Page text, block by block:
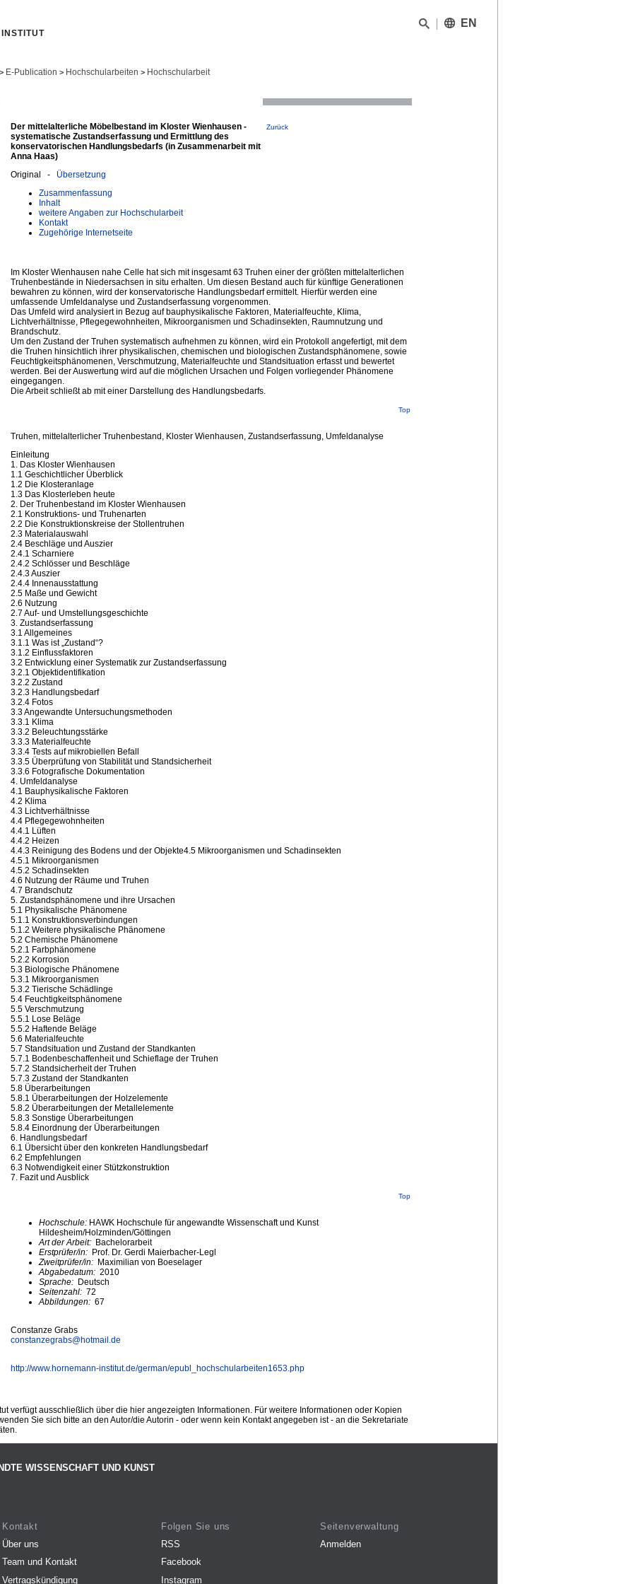
EN
> E-Publication > Hochschularbeiten > Hochschularbeit
Der mittelalterliche Möbelbestand im Kloster Wienhausen -
systematische Zustandserfassung und Ermittlung des
konservatorischen Handlungsbedarfs (in Zusammenarbeit mit
Anna Haas)
Zurück
Original - Übersetzung
Zusammenfassung
Inhalt
weitere Angaben zur Hochschularbeit
Kontakt
Zugehörige Internetseite
Im Kloster Wienhausen nahe Celle hat sich mit insgesamt 63 Truhen einer der größten mittelalterlichen
Truhenbestände in Niedersachsen in situ erhalten. Um diesen Bestand auch für künftige Generationen
bewahren zu können, wird der konservatorische Handlungsbedarf ermittelt. Hierfür werden eine
umfassende Umfeldanalyse und Zustandserfassung vorgenommen.
Das Umfeld wird analysiert in Bezug auf bauphysikalische Faktoren, Materialfeuchte, Klima,
Lichtverhältnisse, Pflegegewohnheiten, Mikroorganismen und Schadinsekten, Raumnutzung und
Brandschutz.
Um den Zustand der Truhen systematisch aufnehmen zu können, wird ein Protokoll angefertigt, mit dem
die Truhen hinsichtlich ihrer physikalischen, chemischen und biologischen Zustandsphänomene, sowie
Feuchtigkeitsphänomenen, Verschmutzung, Materialfeuchte und Standsituation erfasst und bewertet
werden. Bei der Auswertung wird auf die möglichen Ursachen und Folgen vorliegender Phänomene
eingegangen.
Die Arbeit schließt ab mit einer Darstellung des Handlungsbedarfs.
Top
Truhen, mittelalterlicher Truhenbestand, Kloster Wienhausen, Zustandserfassung, Umfeldanalyse
Einleitung
1. Das Kloster Wienhausen
1.1 Geschichtlicher Überblick
1.2 Die Klosteranlage
1.3 Das Klosterleben heute
2. Der Truhenbestand im Kloster Wienhausen
2.1 Konstruktions- und Truhenarten
2.2 Die Konstruktionskreise der Stollentruhen
2.3 Materialauswahl
2.4 Beschläge und Auszier
2.4.1 Scharniere
2.4.2 Schlösser und Beschläge
2.4.3 Auszier
2.4.4 Innenausstattung
2.5 Maße und Gewicht
2.6 Nutzung
2.7 Auf- und Umstellungsgeschichte
3. Zustandserfassung
3.1 Allgemeines
3.1.1 Was ist „Zustand“?
3.1.2 Einflussfaktoren
3.2 Entwicklung einer Systematik zur Zustandserfassung
3.2.1 Objektidentifikation
3.2.2 Zustand
3.2.3 Handlungsbedarf
3.2.4 Fotos
3.3 Angewandte Untersuchungsmethoden
3.3.1 Klima
3.3.2 Beleuchtungsstärke
3.3.3 Materialfeuchte
3.3.4 Tests auf mikrobiellen Befall
3.3.5 Überprüfung von Stabilität und Standsicherheit
3.3.6 Fotografische Dokumentation
4. Umfeldanalyse
4.1 Bauphysikalische Faktoren
4.2 Klima
4.3 Lichtverhältnisse
4.4 Pflegegewohnheiten
4.4.1 Lüften
4.4.2 Heizen
4.4.3 Reinigung des Bodens und der Objekte4.5 Mikroorganismen und Schadinsekten
4.5.1 Mikroorganismen
4.5.2 Schadinsekten
4.6 Nutzung der Räume und Truhen
4.7 Brandschutz
5. Zustandsphänomene und ihre Ursachen
5.1 Physikalische Phänomene
5.1.1 Konstruktionsverbindungen
5.1.2 Weitere physikalische Phänomene
5.2 Chemische Phänomene
5.2.1 Farbphänomene
5.2.2 Korrosion
5.3 Biologische Phänomene
5.3.1 Mikroorganismen
5.3.2 Tierische Schädlinge
5.4 Feuchtigkeitsphänomene
5.5 Verschmutzung
5.5.1 Lose Beläge
5.5.2 Haftende Beläge
5.6 Materialfeuchte
5.7 Standsituation und Zustand der Standkanten
5.7.1 Bodenbeschaffenheit und Schieflage der Truhen
5.7.2 Standsicherheit der Truhen
5.7.3 Zustand der Standkanten
5.8 Überarbeitungen
5.8.1 Überarbeitungen der Holzelemente
5.8.2 Überarbeitungen der Metallelemente
5.8.3 Sonstige Überarbeitungen
5.8.4 Einordnung der Überarbeitungen
6. Handlungsbedarf
6.1 Übersicht über den konkreten Handlungsbedarf
6.2 Empfehlungen
6.3 Notwendigkeit einer Stützkonstruktion
7. Fazit und Ausblick
Top
Hochschule: HAWK Hochschule für angewandte Wissenschaft und Kunst
Hildesheim/Holzminden/Göttingen
Art der Arbeit: Bachelorarbeit
Erstprüfer/in: Prof. Dr. Gerdi Maierbacher-Legl
Zweitprüfer/in: Maximilian von Boeselager
Abgabedatum: 2010
Sprache: Deutsch
Seitenzahl: 72
Abbildungen: 67
Constanze Grabs
constanzegrabs@hotmail.de
http://www.hornemann-institut.de/german/epubl_hochschularbeiten1653.php
verfügt ausschließlich über die hier angezeigten Informationen. Für weitere Informationen oder Kopien
Sie sich bitte an den Autor/die Autorin - oder wenn kein Kontakt angegeben ist - an die Sekretariate
WISSENSCHAFT UND KUNST
Kontakt
Über uns
Team und Kontakt
Vertragskündigung
Folgen Sie uns
RSS
Facebook
Instagram
Seitenverwaltung
Anmelden